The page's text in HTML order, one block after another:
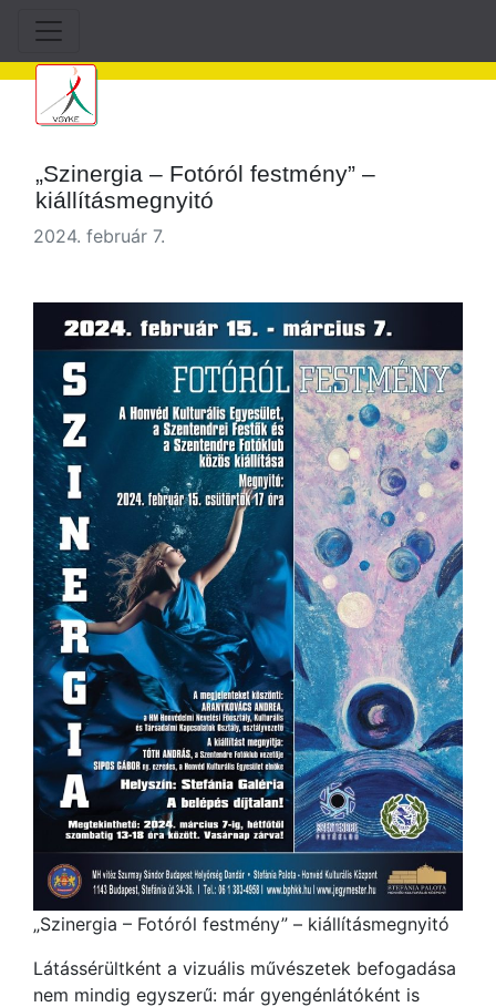
„Szinergia – Fotóról festmény” –
kiállításmegnyitó
2024. február 7.
„Szinergia – Fotóról festmény” – kiállításmegnyitó
Látássérültként a vizuális művészetek befogadása
nem mindig egyszerű: már gyengénlátóként is